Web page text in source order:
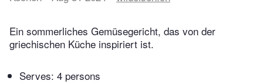
Ein sommerliches Gemüsegericht, das von der
griechischen Küche inspiriert ist.
Serves: 4 persons